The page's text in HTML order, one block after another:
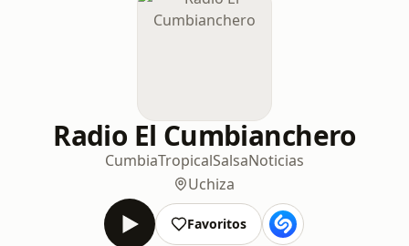
Radio El Cumbianchero
CumbiaTropicalSalsaNoticias
Uchiza
Favoritos